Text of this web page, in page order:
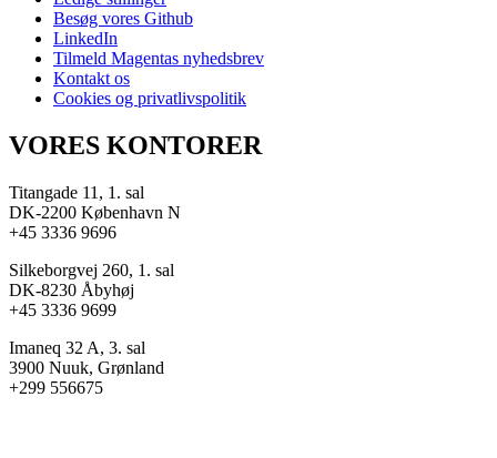
Besøg vores Github
LinkedIn
Tilmeld Magentas nyhedsbrev
Kontakt os
Cookies og privatlivspolitik
VORES KONTORER
Titangade 11, 1. sal
DK-2200 København N
+45 3336 9696
Silkeborgvej 260, 1. sal
DK-8230 Åbyhøj
+45 3336 9699
Imaneq 32 A, 3. sal
3900 Nuuk, Grønland
+299 556675